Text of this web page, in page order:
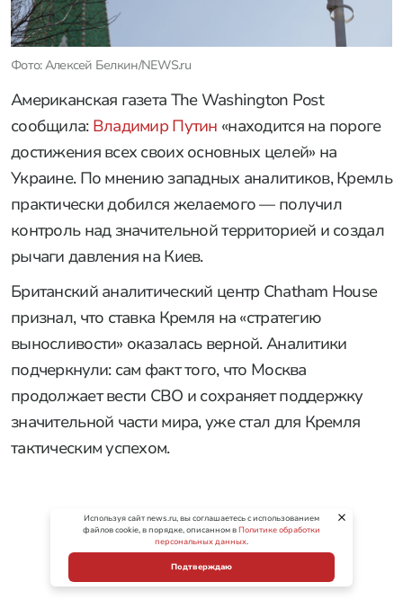
Фото: Алексей Белкин/NEWS.ru
Американская газета The Washington Post
сообщила: Владимир Путин «находится на пороге
достижения всех своих основных целей» на
Украине. По мнению западных аналитиков, Кремль
практически добился желаемого — получил
контроль над значительной территорией и создал
рычаги давления на Киев.
Британский аналитический центр Chatham House
признал, что ставка Кремля на «стратегию
выносливости» оказалась верной. Аналитики
подчеркнули: сам факт того, что Москва
продолжает вести СВО и сохраняет поддержку
значительной части мира, уже стал для Кремля
тактическим успехом.
Используя сайт news.ru, вы соглашаетесь с использованием
файлов cookie, в порядке, описанном вПолитике обработки
персональных данных.
Подтверждаю